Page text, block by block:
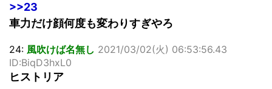
>>23
車力だけ顔何度も変わりすぎやろ
24: 風吹けば名無し 2021/03/02(火) 06:53:56.43
ID:BiqD3hxL0
ヒストリア